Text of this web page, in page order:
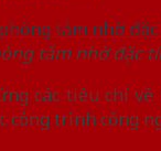
tắm nhờ đặc
các tiêu chí
công trình công